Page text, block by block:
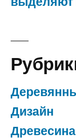
Дизайн
Древесина